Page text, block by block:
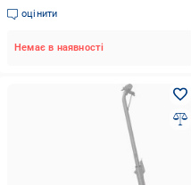
оцінити
Немає в наявності